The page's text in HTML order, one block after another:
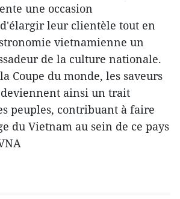
une occasion
leur clientèle tout en
vietnamienne un
de la culture nationale.
Coupe du monde, les saveurs
ainsi un trait
peuples, contribuant à faire
du Vietnam au sein de ce pays